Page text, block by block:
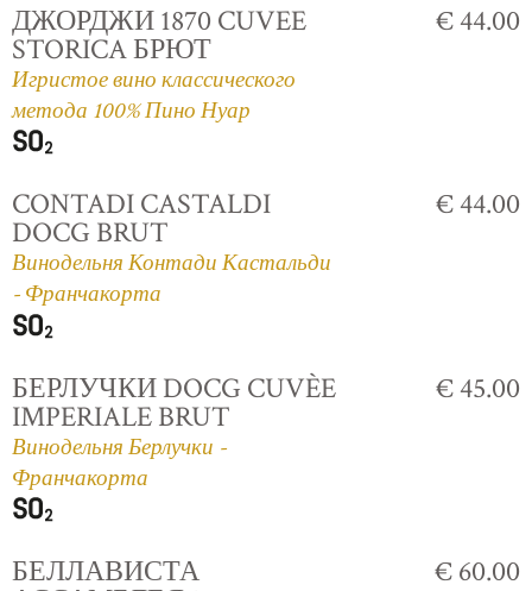
ДЖОРДЖИ 1870 CUVEE
STORICA БРЮТ
Игристое вино классического
метода 100% Пино Нуар
€ 44.00
CONTADI CASTALDI
DOCG BRUT
Винодельня Контади Кастальди
- Франчакорта
€ 44.00
БЕРЛУЧКИ DOCG CUVÈE
IMPERIALE BRUT
Винодельня Берлучки -
Франчакорта
€ 45.00
БЕЛЛАВИСТА € 60.00